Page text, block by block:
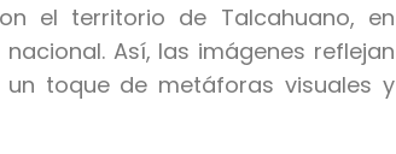
el territorio de Talcahuano, en
Así, las imágenes reflejan
toque de metáforas visuales y